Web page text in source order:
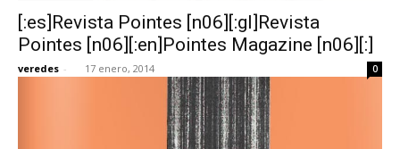
[:es]Revista Pointes [n06][:gl]Revista
Pointes [n06][:en]Pointes Magazine [n06][:]
veredes - 17 enero, 2014 0